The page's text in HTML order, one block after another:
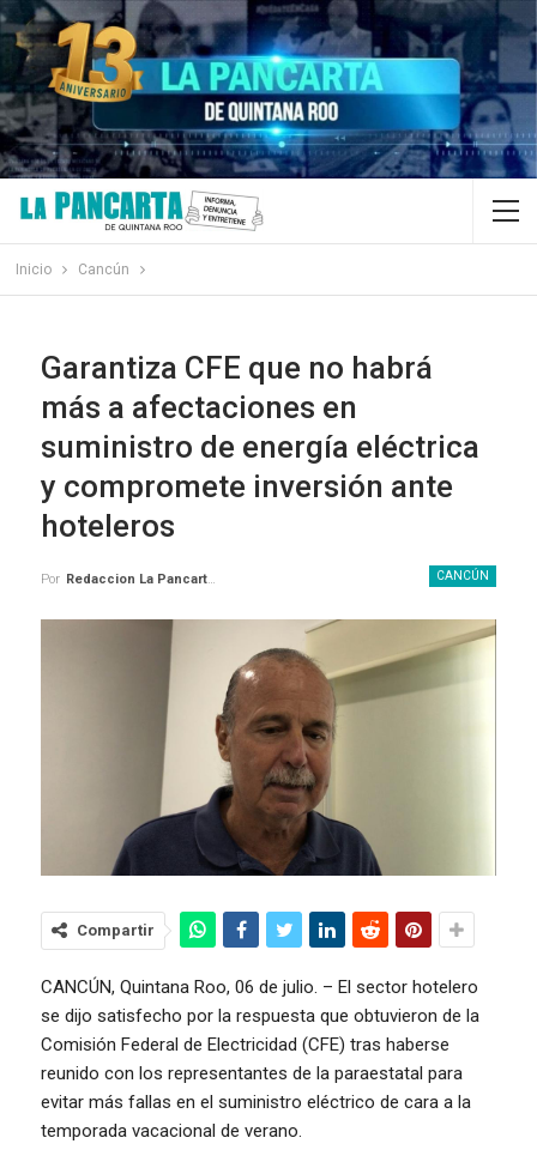
Inicio Cancún
Garantiza CFE que no habrá
más a afectaciones en
suministro de energía eléctrica
y compromete inversión ante
hoteleros
CANCÚN
Por Redaccion La Pancarta De Quintana Roo
Compartir
CANCÚN, Quintana Roo, 06 de julio. – El sector hotelero
se dijo satisfecho por la respuesta que obtuvieron de la
Comisión Federal de Electricidad (CFE) tras haberse
reunido con los representantes de la paraestatal para
evitar más fallas en el suministro eléctrico de cara a la
temporada vacacional de verano.